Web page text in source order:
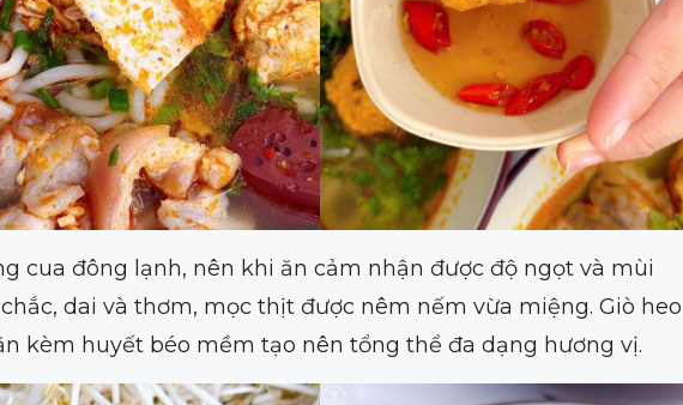
cua đông lạnh, nên khi ăn cảm nhận được độ ngọt và mùi
dai và thơm, mọc thịt được nêm nếm vừa miệng. Giò heo
kèm huyết béo mềm tạo nên tổng thể đa dạng hương vị.